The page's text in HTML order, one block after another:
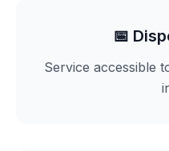
📅
Service accessible